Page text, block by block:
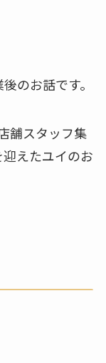
のお話です。
舗スタッフ集
えたユイのお